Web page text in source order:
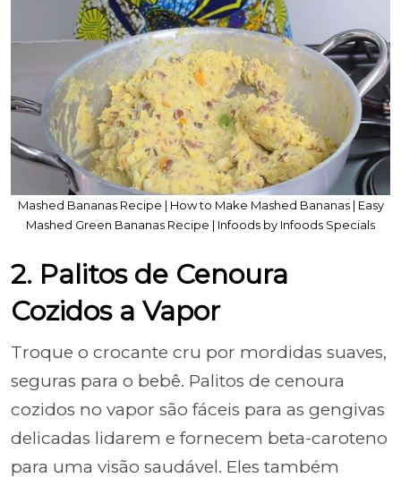
Mashed Bananas Recipe | How to Make Mashed Bananas | Easy
Mashed Green Bananas Recipe | Infoods by Infoods Specials
2. Palitos de Cenoura
Cozidos a Vapor
Troque o crocante cru por mordidas suaves,
seguras para o bebê. Palitos de cenoura
cozidos no vapor são fáceis para as gengivas
delicadas lidarem e fornecem beta-caroteno
para uma visão saudável. Eles também